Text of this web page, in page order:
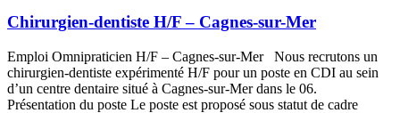
Chirurgien-dentiste H/F – Cagnes-sur-Mer
Emploi Omnipraticien H/F – Cagnes-sur-Mer Nous recrutons un
chirurgien-dentiste expérimenté H/F pour un poste en CDI au sein
d’un centre dentaire situé à Cagnes-sur-Mer dans le 06.
Présentation du poste Le poste est proposé sous statut de cadre